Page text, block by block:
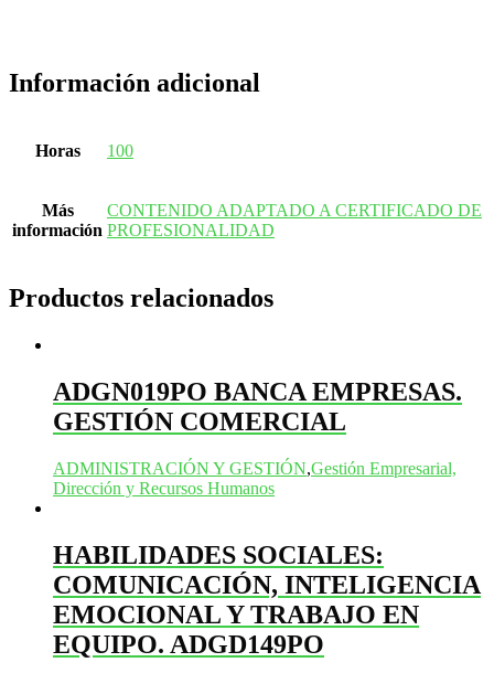
Información adicional
Horas 100
Más
información
CONTENIDO ADAPTADO A CERTIFICADO DE
PROFESIONALIDAD
Productos relacionados
ADGN019PO BANCA EMPRESAS.
GESTIÓN COMERCIAL
ADMINISTRACIÓN Y GESTIÓN,Gestión Empresarial,
Dirección y Recursos Humanos
HABILIDADES SOCIALES:
COMUNICACIÓN, INTELIGENCIA
EMOCIONAL Y TRABAJO EN
EQUIPO. ADGD149PO